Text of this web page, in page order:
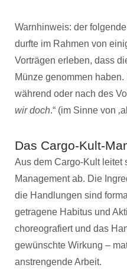
Warnhinweis: der
durfte im Rahmen von
Vorträgen erleben, dass
Münze genommen
während oder nach des
wir doch.“ (im Sinne von
Das Cargo-Kult-
Aus dem Cargo-Kult leitet
Management ab. Die
die Handlungen sind
getragene Habitus und
choreografiert und das
gewünschte Wirkung –
anstrengende Arbeit.